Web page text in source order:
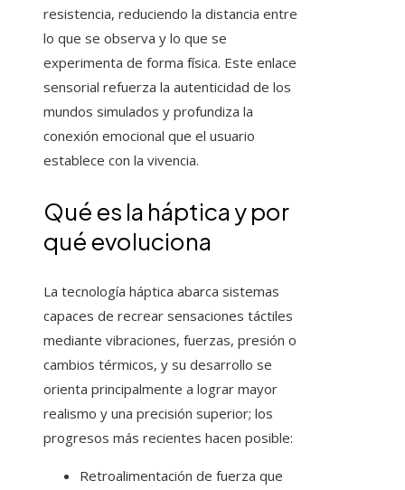
resistencia, reduciendo la distancia entre
lo que se observa y lo que se
experimenta de forma física. Este enlace
sensorial refuerza la autenticidad de los
mundos simulados y profundiza la
conexión emocional que el usuario
establece con la vivencia.
Qué es la háptica y por
qué evoluciona
La tecnología háptica abarca sistemas
capaces de recrear sensaciones táctiles
mediante vibraciones, fuerzas, presión o
cambios térmicos, y su desarrollo se
orienta principalmente a lograr mayor
realismo y una precisión superior; los
progresos más recientes hacen posible:
Retroalimentación de fuerza que